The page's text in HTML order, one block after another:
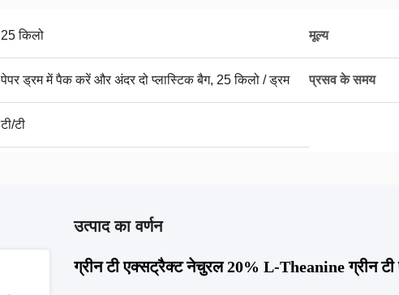
25 किलो मूल्य
पेपर ड्रम में पैक करें और अंदर दो प्लास्टिक बैग, 25 किलो / ड्रम प्रसव के समय
टी/टी
उत्पाद का वर्णन
ग्रीन टी एक्सट्रैक्ट नेचुरल 20% L-Theanine ग्रीन